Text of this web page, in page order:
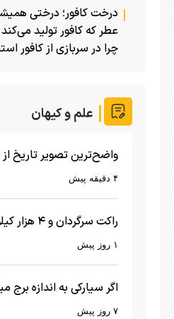
درخت کافور؛ درختی
عطر که کافور تولید
چرا در سربازی از کافور
علم و کیهان
واضح‌ترین تصویر تاریخ
شد
۴ دقیقه پیش
راکت
۱ روز پیش
اگر سیارکی به اندازه برج
سقوط کند، چه اتفاقی
۷ روز پیش